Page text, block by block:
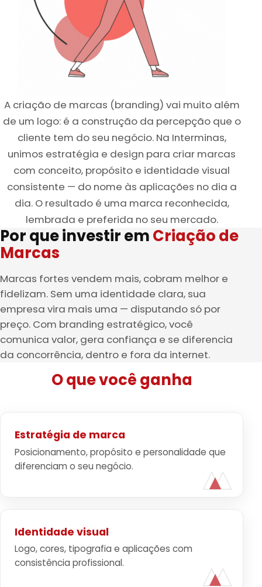
A criação de marcas (branding) vai muito além
de um logo: é a construção da percepção que o
cliente tem do seu negócio. Na Interminas,
unimos estratégia e design para criar marcas
com conceito, propósito e identidade visual
consistente — do nome às aplicações no dia a
dia. O resultado é uma marca reconhecida,
lembrada e preferida no seu mercado.
Por que investir emCriação de
Marcas
Marcas fortes vendem mais, cobram melhor e
fidelizam. Sem uma identidade clara, sua
empresa vira mais uma — disputando só por
preço. Com branding estratégico, você
comunica valor, gera confiança e se diferencia
da concorrência, dentro e fora da internet.
O que você ganha
Estratégia de marca
Posicionamento, propósito e personalidade que
diferenciam o seu negócio.
Identidade visual
Logo, cores, tipografia e aplicações com
consistência profissional.